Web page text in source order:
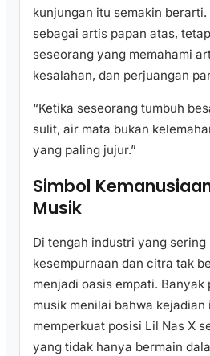
kunjungan itu semakin
sebagai artis papan atas,
seseorang yang memahami
kesalahan, dan perjuangan
“Ketika seseorang tumbuh
sulit, air mata bukan
yang paling jujur.”
Simbol
Musik
Di tengah industri yang sering
kesempurnaan dan citra tak
menjadi oasis empati. Banyak
musik menilai bahwa kejadian
memperkuat posisi Lil Nas X
yang tidak hanya bermain